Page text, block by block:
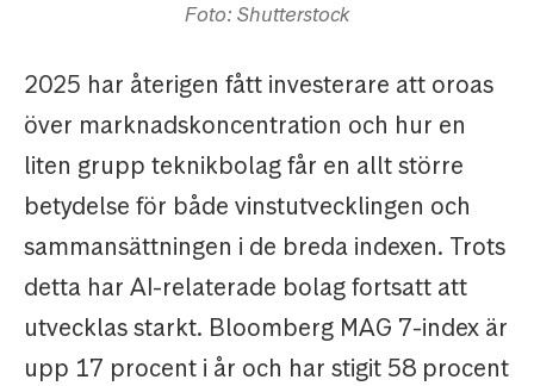
Foto: Shutterstock
2025 har återigen fått investerare att oroas
över marknadskoncentration och hur en
liten grupp teknikbolag får en allt större
betydelse för både vinstutvecklingen och
sammansättningen i de breda indexen. Trots
detta har AI-relaterade bolag fortsatt att
utvecklas starkt. Bloomberg MAG 7-index är
upp 17 procent i år och har stigit 58 procent